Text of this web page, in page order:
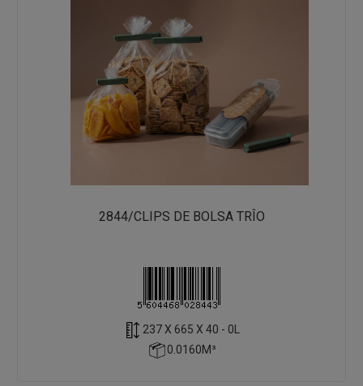
2844/CLIPS DE BOLSA TRÎO
237 X 665 X 40 - 0L
0.0160M³